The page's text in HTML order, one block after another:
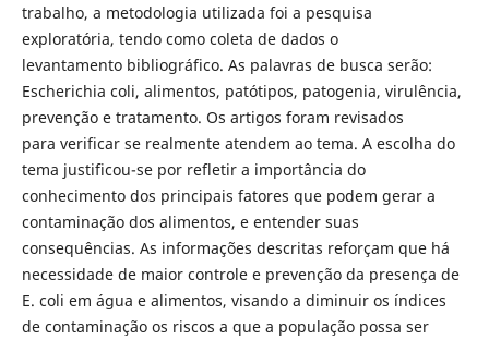
trabalho, a metodologia utilizada foi a pesquisa
exploratória, tendo como coleta de dados o
levantamento bibliográfico. As palavras de busca serão:
Escherichia coli, alimentos, patótipos, patogenia, virulência,
prevenção e tratamento. Os artigos foram revisados
para verificar se realmente atendem ao tema. A escolha do
tema justificou-se por refletir a importância do
conhecimento dos principais fatores que podem gerar a
contaminação dos alimentos, e entender suas
consequências. As informações descritas reforçam que há
necessidade de maior controle e prevenção da presença de
E. coli em água e alimentos, visando a diminuir os índices
de contaminação os riscos a que a população possa ser